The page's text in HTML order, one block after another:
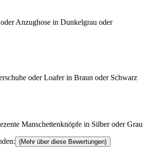
Anzughose in Dunkelgrau oder
oder Loafer in Braun oder Schwarz
Manschettenknöpfe in Silber oder Grau
(Mehr über diese Bewertungen)